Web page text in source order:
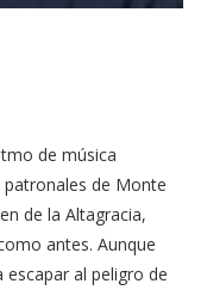
de música
de Monte
de la Altagracia,
antes. Aunque
escapar al peligro de